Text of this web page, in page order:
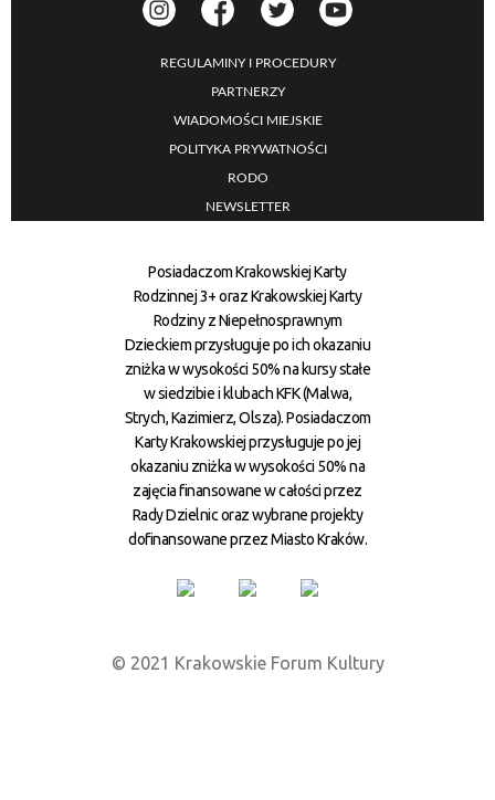
REGULAMINY I PROCEDURY
PARTNERZY
WIADOMOŚCI MIEJSKIE
POLITYKA PRYWATNOŚCI
RODO
NEWSLETTER
Posiadaczom Krakowskiej Karty
Rodzinnej 3+ oraz Krakowskiej Karty
Rodziny z Niepełnosprawnym
Dzieckiem przysługuje po ich okazaniu
zniżka w wysokości 50% na kursy stałe
w siedzibie i klubach KFK (Malwa,
Strych, Kazimierz, Olsza). Posiadaczom
Karty Krakowskiej przysługuje po jej
okazaniu zniżka w wysokości 50% na
zajęcia finansowane w całości przez
Rady Dzielnic oraz wybrane projekty
dofinansowane przez Miasto Kraków.
© 2021 Krakowskie Forum Kultury